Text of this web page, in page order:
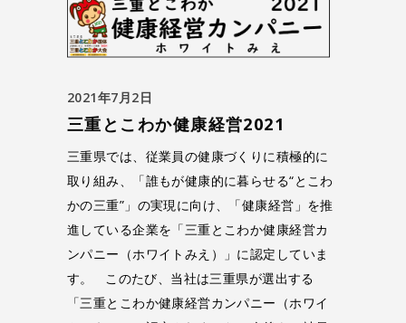
2021年7月2日
三重とこわか健康経営2021
三重県では、従業員の健康づくりに積極的に
取り組み、「誰もが健康的に暮らせる“とこわ
かの三重”」の実現に向け、「健康経営」を推
進している企業を「三重とこわか健康経営カ
ンパニー（ホワイトみえ）」に認定していま
す。 このたび、当社は三重県が選出する
「三重とこわか健康経営カンパニー（ホワイ